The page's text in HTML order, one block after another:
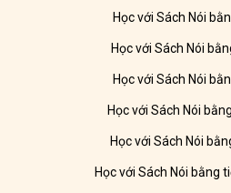
Học với Sách Nói
Học với Sách Nói
Học với Sách Nói
Học với Sách Nói
Học với Sách Nói
Học với Sách Nói bằng